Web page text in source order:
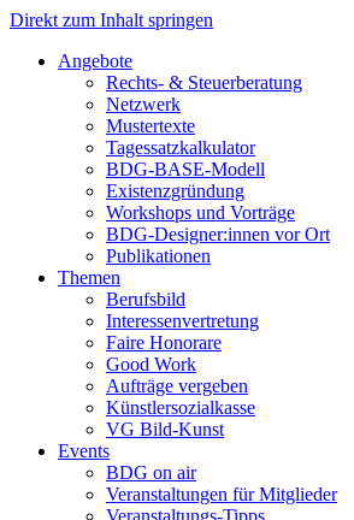
Direkt zum Inhalt springen
Angebote
Rechts- & Steuerberatung
Netzwerk
Mustertexte
Tagessatzkalkulator
BDG-BASE-Modell
Existenzgründung
Workshops und Vorträge
BDG-Designer:innen vor Ort
Publikationen
Themen
Berufsbild
Interessenvertretung
Faire Honorare
Good Work
Aufträge vergeben
Künstlersozialkasse
VG Bild-Kunst
Events
BDG on air
Veranstaltungen für Mitglieder
Veranstaltungs-Tipps